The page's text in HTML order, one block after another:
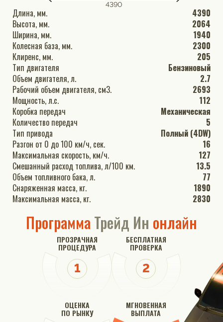
4390
Длина, мм.
4390
Высота, мм.
2064
Ширина, мм.
1940
Колесная база, мм.
2300
Клиренс, мм.
205
Тип двигателя
Бензиновый
Объем двигателя, л.
2.7
Рабочий объем двигателя, см3.
2693
Мощность, л.с.
112
Коробка передач
Механическая
Количество передач
5
Тип привода
Полный (4DW)
Разгон от 0 до 100 км/ч, сек.
16
Максимальная скорость, км/ч.
127
Смешанный расход топлива, л/100 км.
13.5
Объем топливного бака, л.
77
Снаряженная масса, кг.
1890
Максимальная масса, кг.
2830
ПрограммаТрейд Ин онлайн
ПРОЗРАЧНАЯ
ПРОЦЕДУРА
БЕСПЛАТНАЯ
ПРОВЕРКА
ОЦЕНКА
ПО РЫНКУ
МГНОВЕННАЯ
ВЫПЛАТА